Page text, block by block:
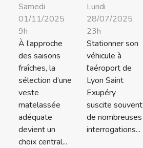
Samedi
01/11/2025
9h
À l’approche
des saisons
fraîches, la
sélection d’une
veste
matelassée
adéquate
devient un
choix central...
Lundi
28/07/2025
23h
Stationner son
véhicule à
l'aéroport de
Lyon Saint
Exupéry
suscite souvent
de nombreuses
interrogations...